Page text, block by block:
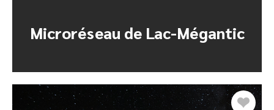
Microréseau de Lac-Mégantic